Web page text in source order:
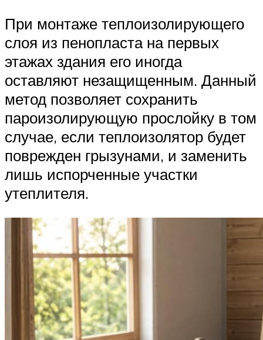
При монтаже теплоизолирующего
слоя из пенопласта на первых
этажах здания его иногда
оставляют незащищенным. Данный
метод позволяет сохранить
пароизолирующую прослойку в том
случае, если теплоизолятор будет
поврежден грызунами, и заменить
лишь испорченные участки
утеплителя.